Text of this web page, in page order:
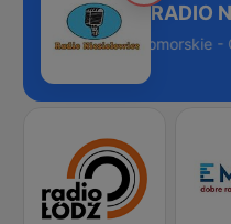
RADIO
Województwo pomorskie -